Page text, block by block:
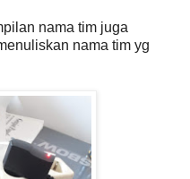
nama tim juga
nama tim yg